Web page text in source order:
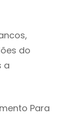
do
a
Para